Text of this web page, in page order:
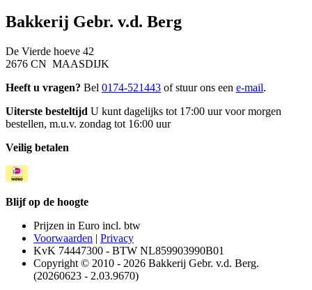
Bakkerij Gebr. v.d. Berg
De Vierde hoeve 42
2676 CN MAASDIJK
Heeft u vragen? Bel 0174-521443 of stuur ons een e-mail.
Uiterste besteltijd U kunt dagelijks tot 17:00 uur voor morgen
bestellen, m.u.v. zondag tot 16:00 uur
Veilig betalen
Blijf op de hoogte
Prijzen in Euro incl. btw
Voorwaarden | Privacy
KvK 74447300 - BTW NL859903990B01
Copyright © 2010 - 2026 Bakkerij Gebr. v.d. Berg.
(20260623 - 2.03.9670)